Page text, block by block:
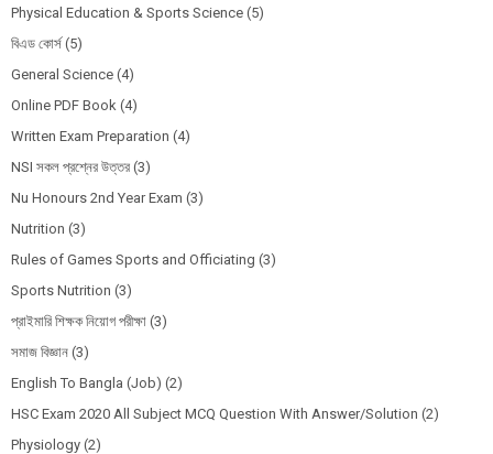
Physical Education & Sports Science (5)
বিএড কোর্স (5)
General Science (4)
Online PDF Book (4)
Written Exam Preparation (4)
NSI সকল প্রশ্নের উত্তর (3)
Nu Honours 2nd Year Exam (3)
Nutrition (3)
Rules of Games Sports and Officiating (3)
Sports Nutrition (3)
প্রাইমারি শিক্ষক নিয়োগ পরীক্ষা (3)
সমাজ বিজ্ঞান (3)
English To Bangla (Job) (2)
HSC Exam 2020 All Subject MCQ Question With Answer/Solution (2)
Physiology (2)